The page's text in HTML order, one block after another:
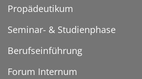
Propädeutikum
Seminar- & Studienphase
Berufseinführung
Forum Internum